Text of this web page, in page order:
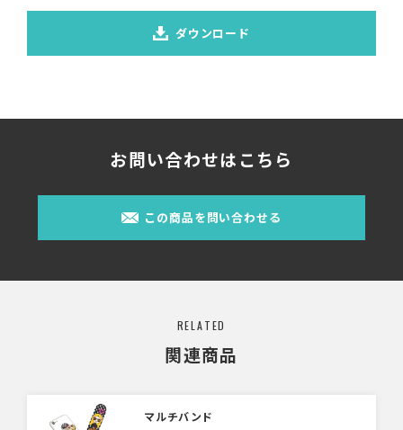
ダウンロード
お問い合わせはこちら
この商品を問い合わせる
RELATED
関連商品
マルチバンド